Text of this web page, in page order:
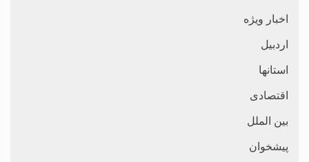
اخبار ویژه
اردبیل
استانها
اقتصادی
بین الملل
پیشخوان